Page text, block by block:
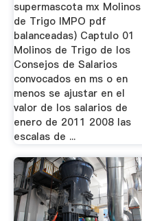
supermascota mx Molinos
de Trigo IMPO pdf
balanceadas) Captulo 01
Molinos de Trigo de los
Consejos de Salarios
convocados en ms o en
menos se ajustar en el
valor de los salarios de
enero de 2011 2008 las
escalas de ...